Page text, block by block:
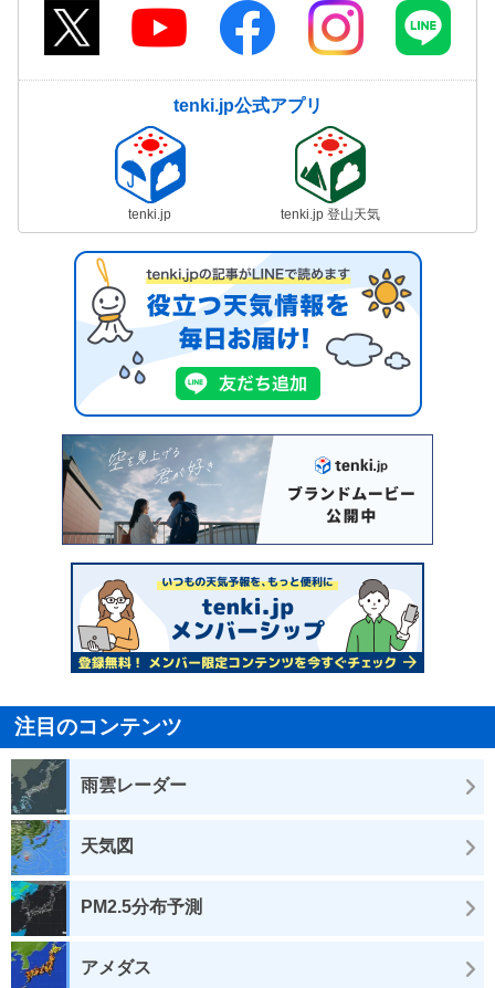
tenki.jp公式アプリ
tenki.jp tenki.jp 登山天気
注目のコンテンツ
雨雲レーダー
天気図
PM2.5分布予測
アメダス